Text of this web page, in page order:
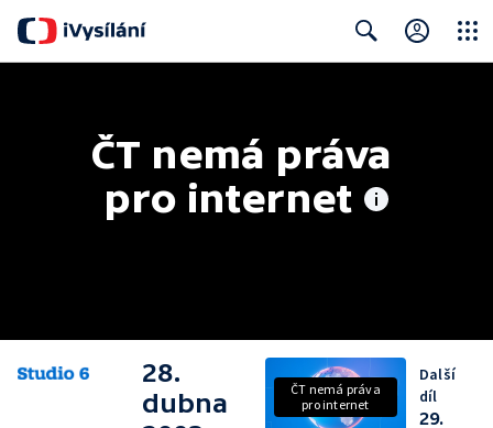
ČT nemá práva
pro internet
28.
dubna
ČT nemá práva
pro internet
Další
díl
29.